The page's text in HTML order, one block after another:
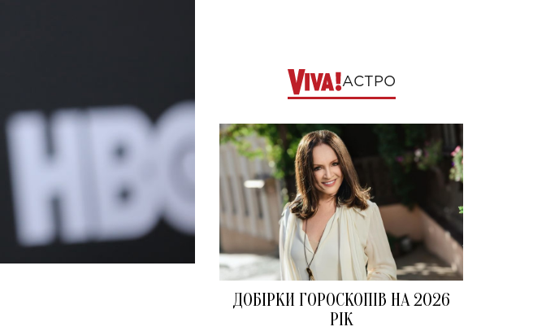
АСТРО
ДОБІРКИ ГОРОСКОПІВ НА 2026
РІК